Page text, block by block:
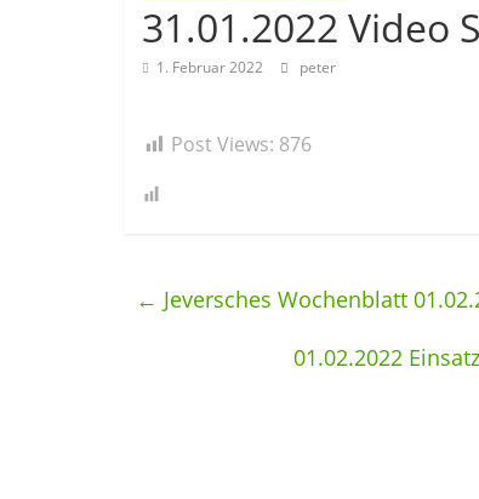
31.01.2022 Video
1. Februar 2022 peter
Post Views: 876
← Jeversches Wochenblatt
01.02.2022